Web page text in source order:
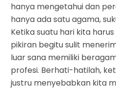
hanya mengetahui dan
hanya ada satu agama,
Ketika suatu hari kita
pikiran begitu sulit
luar sana memiliki
profesi. Berhati-hatilah,
justru menyebabkan kita